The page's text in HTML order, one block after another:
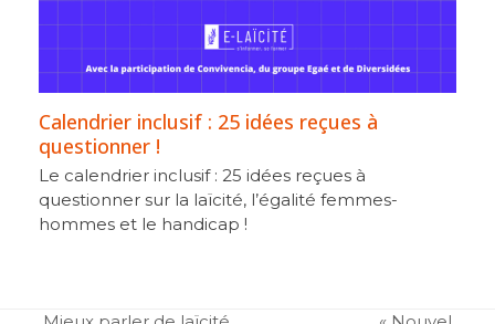
Calendrier inclusif : 25 idées reçues à
questionner !
Le calendrier inclusif : 25 idées reçues à
questionner sur la laïcité, l’égalité femmes-
hommes et le handicap !